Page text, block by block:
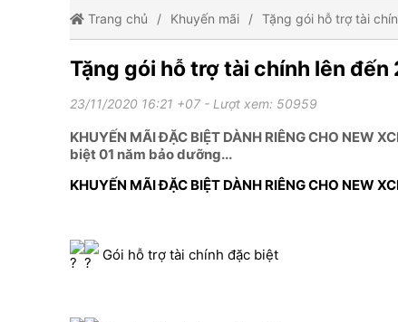
Trang chủ Khuyến mãi Tặng gói hỗ trợ tài
Tặng gói hỗ trợ tài chính lên
23/11/2020 16:21 +07 - Lượt xem: 50959
KHUYẾN MÃI ĐẶC BIỆT DÀNH RIÊNG CHO NEW
biệt 01 năm bảo dưỡng...
KHUYẾN MÃI ĐẶC BIỆT DÀNH RIÊNG CHO NEW
Gói hỗ trợ tài chính đặc biệt